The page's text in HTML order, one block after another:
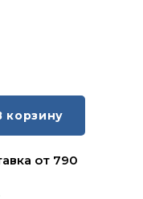
корзину
от 790